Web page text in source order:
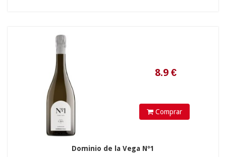
Comprar
Dominio de la Vega Nº1